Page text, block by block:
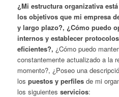
¿Mi estructura organizativa
los objetivos que mi empresa
y largo plazo?, ¿Cómo puedo
internos y establecer
eficientes?, ¿Cómo puedo
constantemente actualizado a la
momento?, ¿Poseo una
los puestos y perfilesde mi
los siguientes servicios: